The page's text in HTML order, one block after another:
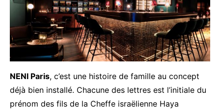
NENI Paris, c’est une histoire de famille au concept
déjà bien installé. Chacune des lettres est l’initiale du
prénom des fils de la Cheffe israëlienne Haya